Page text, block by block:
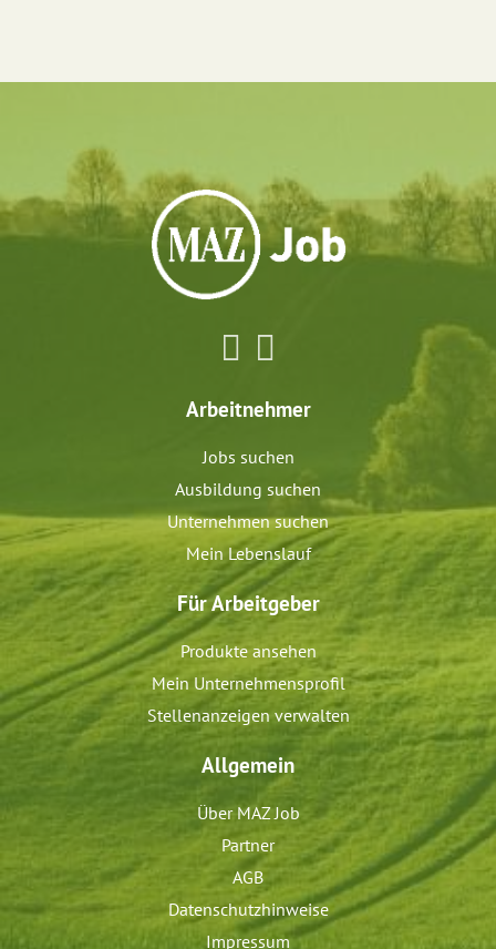
Arbeitnehmer
Jobs suchen
Ausbildung suchen
Unternehmen suchen
Mein Lebenslauf
Für Arbeitgeber
Produkte ansehen
Mein Unternehmensprofil
Stellenanzeigen verwalten
Allgemein
Über MAZ Job
Partner
AGB
Datenschutzhinweise
Impressum